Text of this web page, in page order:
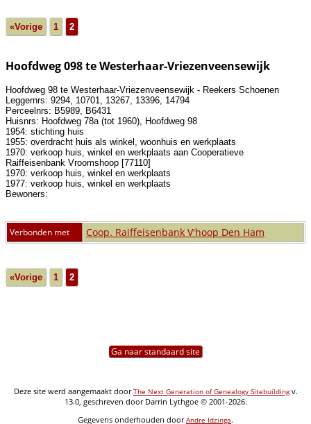
«Vorige 1 2
Hoofdweg 098 te Westerhaar-Vriezenveensewijk
Hoofdweg 98 te Westerhaar-Vriezenveensewijk - Reekers Schoenen
Leggernrs: 9294, 10701, 13267, 13396, 14794
Perceelnrs: B5989, B6431
Huisnrs: Hoofdweg 78a (tot 1960), Hoofdweg 98
1954: stichting huis
1955: overdracht huis als winkel, woonhuis en werkplaats
1970: verkoop huis, winkel en werkplaats aan Cooperatieve
Raiffeisenbank Vroomshoop [77110]
1970: verkoop huis, winkel en werkplaats
1977: verkoop huis, winkel en werkplaats
Bewoners:
Verbonden met Coop. Raiffeisenbank V'hoop Den Ham
«Vorige 1 2
Ga naar standaard site
Deze site werd aangemaakt doorThe Next Generation of Genealogy Sitebuildingv.
13.0, geschreven door Darrin Lythgoe © 2001-2026.
Gegevens onderhouden doorAndre Idzinga.